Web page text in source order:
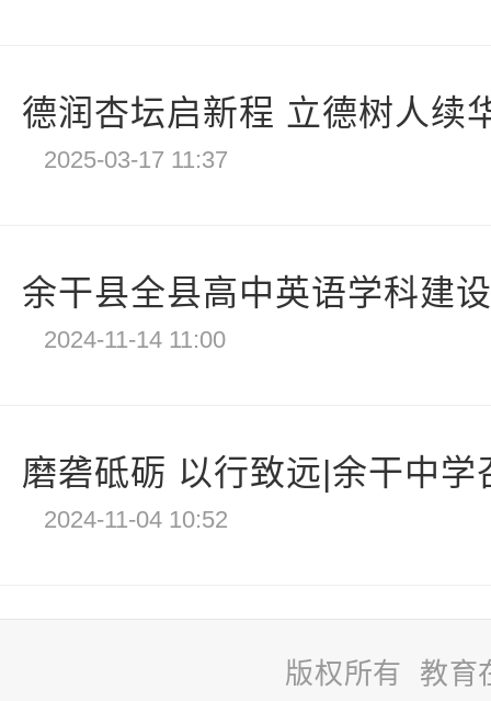
德润杏坛启新程 立德树人续
2025-03-17 11:37
余干县全县高中英语学科建
2024-11-14 11:00
磨砻砥砺 以行致远|余干中学
2024-11-04 10:52
版权所有 教育